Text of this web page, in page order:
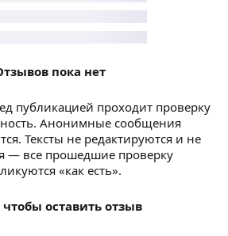
пока нет
публикацией проходит проверку
Анонимные сообщения
Тексты не редактируются и не
— все прошедшие проверку
«как есть».
оставить отзыв